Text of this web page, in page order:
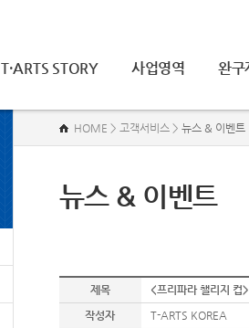
T·ARTS STORY 사업영역 완구
뉴스 & 이벤트
HOME > 고객서비스 > 뉴스 & 이벤트
제목
<프리파라 챌리지 컵
작성자
T-ARTS KOREA